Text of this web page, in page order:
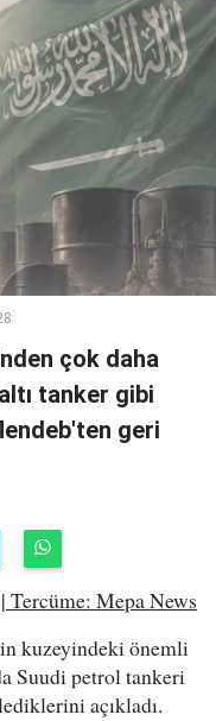
çok daha
tanker gibi
geri
Tercüme: Mepa News
kuzeyindeki önemli
Suudi petrol tankeri
açıkladı.